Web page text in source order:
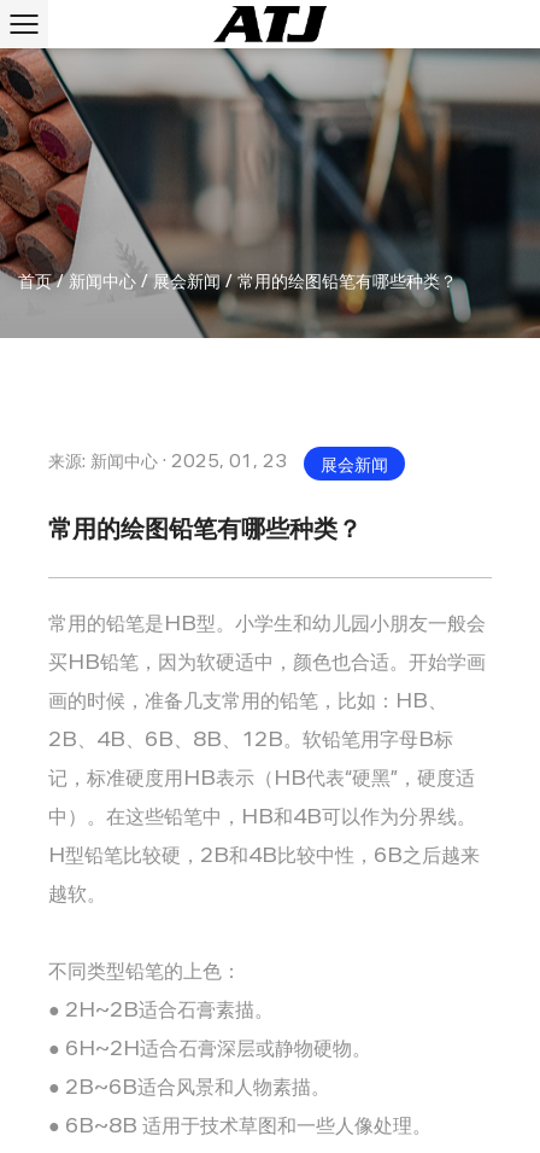
首页/ 新闻中心 / 展会新闻/常用的绘图铅笔有哪些种类？
来源: 新闻中心 · 2025, 01, 23 展会新闻
常用的绘图铅笔有哪些种类？
常用的铅笔是HB型。小学生和幼儿园小朋友一般会
买HB铅笔，因为软硬适中，颜色也合适。开始学画
画的时候，准备几支常用的铅笔，比如：HB、
2B、4B、6B、8B、12B。软铅笔用字母B标
记，标准硬度用HB表示（HB代表“硬黑”，硬度适
中）。在这些铅笔中，HB和4B可以作为分界线。
H型铅笔比较硬，2B和4B比较中性，6B之后越来
越软。
不同类型铅笔的上色：
● 2H~2B适合石膏素描。
● 6H~2H适合石膏深层或静物硬物。
● 2B~6B适合风景和人物素描。
● 6B~8B 适用于技术草图和一些人像处理。